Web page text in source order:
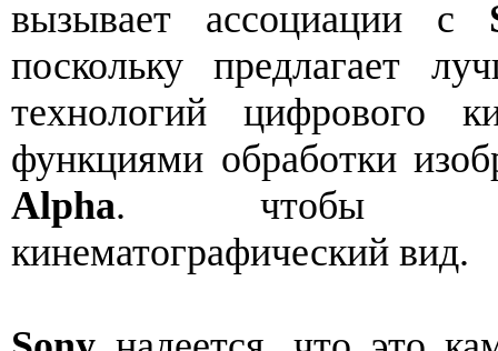
вызывает ассоциации с
поскольку предлагает
технологий цифрового
функциями обработки
Alpha. чтобы
кинематографический вид.